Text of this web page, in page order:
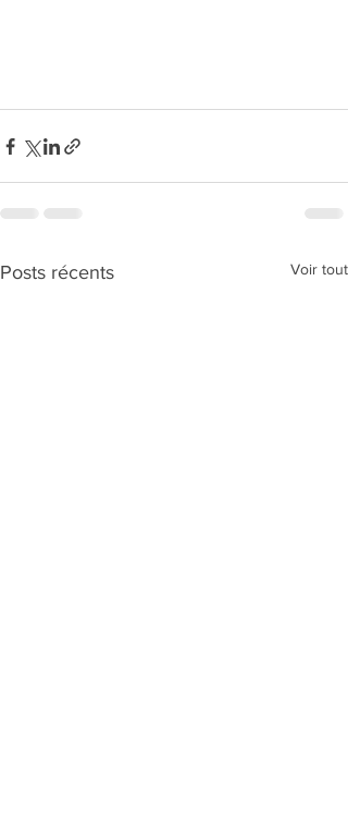
Posts récents Voir tout